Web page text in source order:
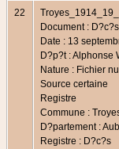
22
Document :
Date : 13
D?p?t : Alphonse
Nature : Fichier
Source certaine
Registre
Commune :
D?partement :
Registre : D?c?s